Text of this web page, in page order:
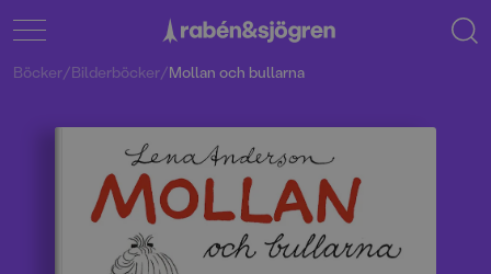
Böcker/Bilderböcker/Mollan och bullarna